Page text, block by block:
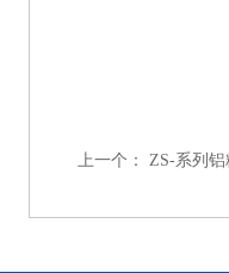
上一个： ZS-系列